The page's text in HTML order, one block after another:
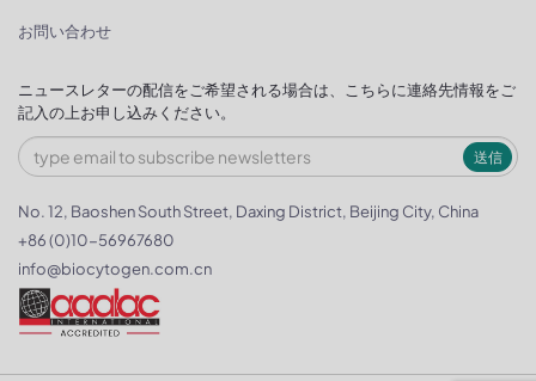
お問い合わせ
ニュースレターの配信をご希望される場合は、こちらに連絡先情報をご
記入の上お申し込みください。
送信
No. 12, Baoshen South Street, Daxing District, Beijing City, China
+86 (0)10-56967680
info@biocytogen.com.cn